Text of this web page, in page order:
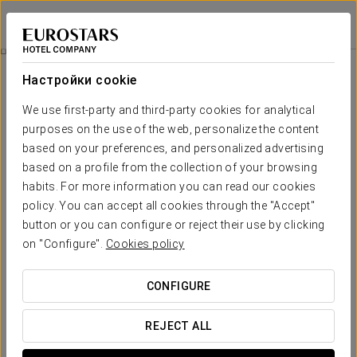
Настройки cookie
We use first-party and third-party cookies for analytical
purposes on the use of the web, personalize the content
based on your preferences, and personalized advertising
based on a profile from the collection of your browsing
habits. For more information you can read our cookies
policy. You can accept all cookies through the "Accept"
button or you can configure or reject their use by clicking
on "Configure". Cookies policy
CONFIGURE
REJECT ALL
Exe Barberà Parc
БАРСЕЛОНА - БАРБЕРА-ДЕЛЬ-ВАЛЬЕС
Специальные Предложения
Специальные Предложения
Pомантический опыт
13,20 €
ПОСМОТРЕТЬ ПРЕДЛОЖЕНИЕ